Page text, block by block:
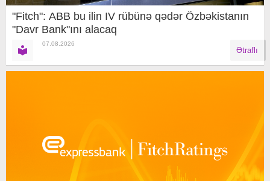
"Fitch": ABB bu ilin IV rübünə qədər Özbəkistanın
"Davr Bank"ını alacaq
07.08.2026
Ətraflı